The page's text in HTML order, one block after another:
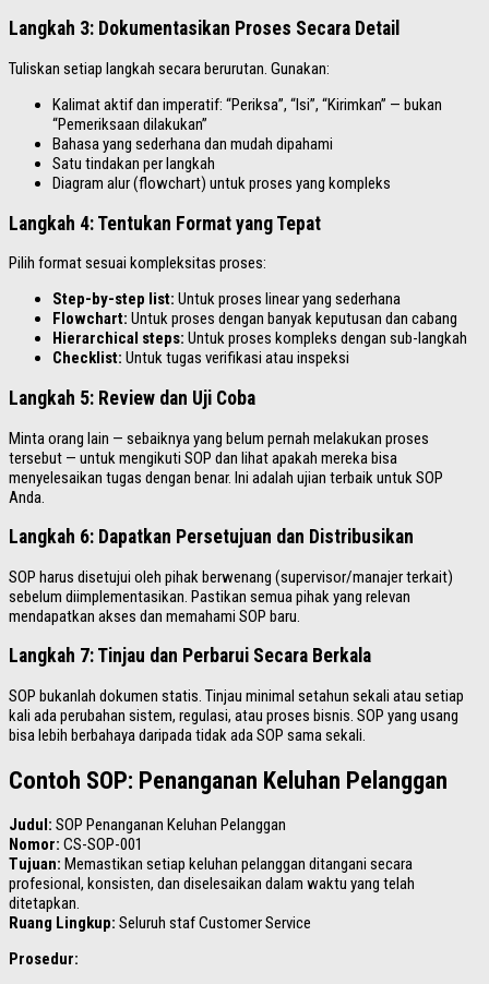
Langkah 3: Dokumentasikan Proses Secara Detail
Tuliskan setiap langkah secara berurutan. Gunakan:
Kalimat aktif dan imperatif: “Periksa”, “Isi”, “Kirimkan” — bukan
“Pemeriksaan dilakukan”
Bahasa yang sederhana dan mudah dipahami
Satu tindakan per langkah
Diagram alur (flowchart) untuk proses yang kompleks
Langkah 4: Tentukan Format yang Tepat
Pilih format sesuai kompleksitas proses:
Step-by-step list: Untuk proses linear yang sederhana
Flowchart: Untuk proses dengan banyak keputusan dan cabang
Hierarchical steps: Untuk proses kompleks dengan sub-langkah
Checklist: Untuk tugas verifikasi atau inspeksi
Langkah 5: Review dan Uji Coba
Minta orang lain — sebaiknya yang belum pernah melakukan proses
tersebut — untuk mengikuti SOP dan lihat apakah mereka bisa
menyelesaikan tugas dengan benar. Ini adalah ujian terbaik untuk SOP
Anda.
Langkah 6: Dapatkan Persetujuan dan Distribusikan
SOP harus disetujui oleh pihak berwenang (supervisor/manajer terkait)
sebelum diimplementasikan. Pastikan semua pihak yang relevan
mendapatkan akses dan memahami SOP baru.
Langkah 7: Tinjau dan Perbarui Secara Berkala
SOP bukanlah dokumen statis. Tinjau minimal setahun sekali atau setiap
kali ada perubahan sistem, regulasi, atau proses bisnis. SOP yang usang
bisa lebih berbahaya daripada tidak ada SOP sama sekali.
Contoh SOP: Penanganan Keluhan Pelanggan
Judul: SOP Penanganan Keluhan Pelanggan
Nomor: CS-SOP-001
Tujuan: Memastikan setiap keluhan pelanggan ditangani secara
profesional, konsisten, dan diselesaikan dalam waktu yang telah
ditetapkan.
Ruang Lingkup: Seluruh staf Customer Service
Prosedur: